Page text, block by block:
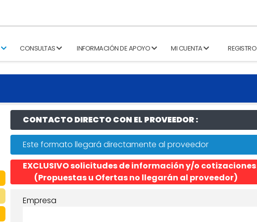
CONSULTAS INFORMACIÓN DE APOYO MI CUENTA REGISTRO
CONTACTO DIRECTO CON EL PROVEEDOR :
Este formato llegará directamente al proveedor
EXCLUSIVO solicitudes de información y/o cotizaciones
(Propuestas u Ofertas no llegarán al proveedor)
Empresa